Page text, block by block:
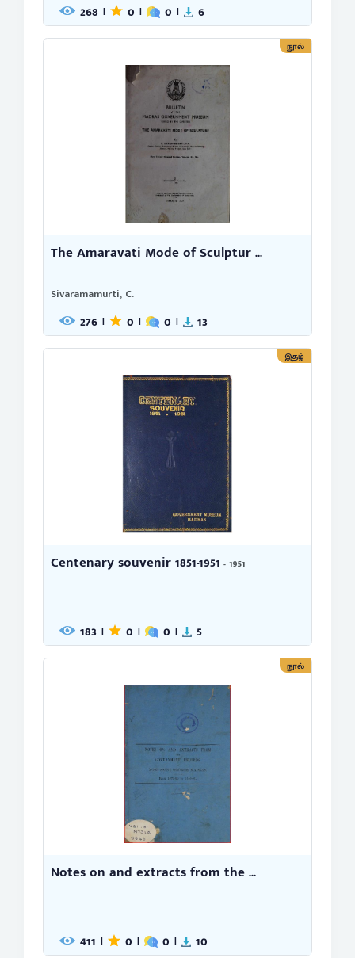
268 | 0 | 0 | 6
நூல்
The Amaravati Mode of Sculptur ...
Sivaramamurti, C.
276 | 0 | 0 | 13
இதழ்
Centenary souvenir 1851-1951 - 1951
183 | 0 | 0 | 5
நூல்
Notes on and extracts from the ...
411 | 0 | 0 | 10